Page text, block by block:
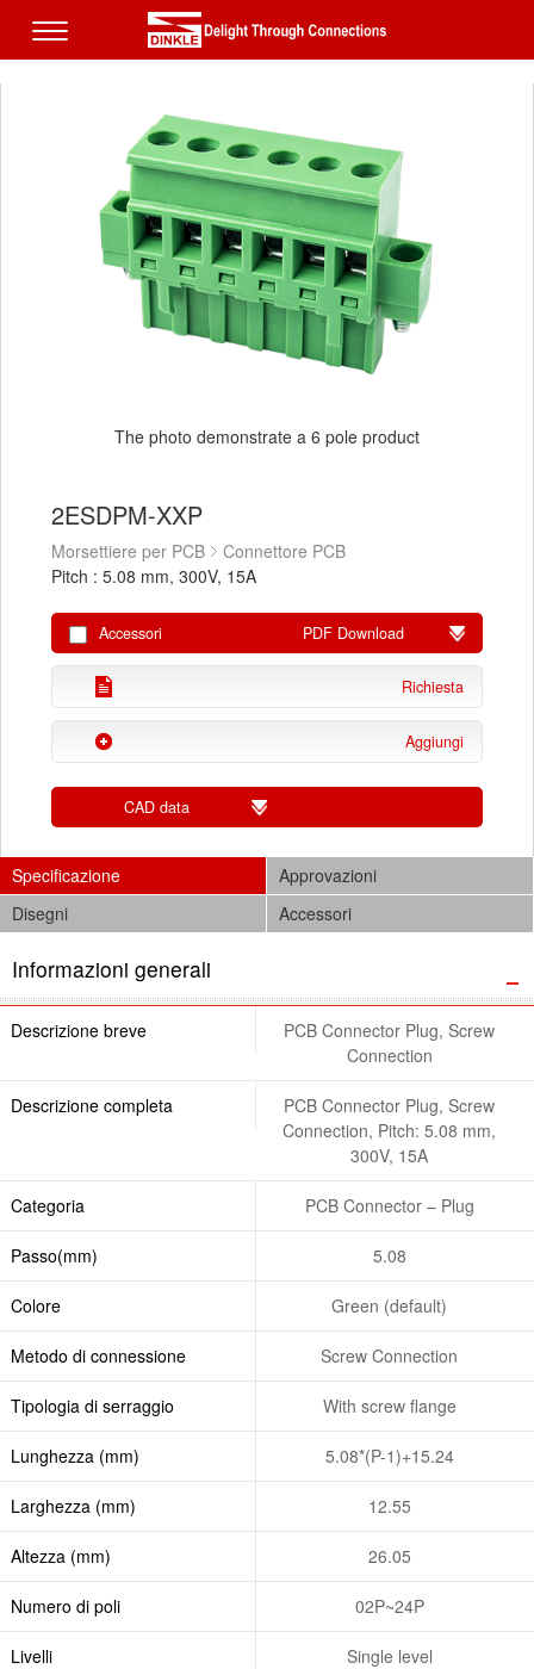
The photo demonstrate a 6 pole product
2ESDPM-XXP
Morsettiere per PCB
Connettore PCB
Pitch : 5.08 mm, 300V, 15A
Accessori PDF Download
Richiesta
Aggiungi
CAD data
Specificazione
Approvazioni
Disegni
Accessori
Informazioni generali
Descrizione breve
PCB Connector Plug, Screw
Connection
Descrizione completa
PCB Connector Plug, Screw
Connection, Pitch: 5.08 mm,
300V, 15A
Categoria PCB Connector – Plug
Passo(mm) 5.08
Colore Green (default)
Metodo di connessione Screw Connection
Tipologia di serraggio With screw flange
Lunghezza (mm) 5.08*(P-1)+15.24
Larghezza (mm) 12.55
Altezza (mm) 26.05
Numero di poli 02P~24P
Livelli Single level